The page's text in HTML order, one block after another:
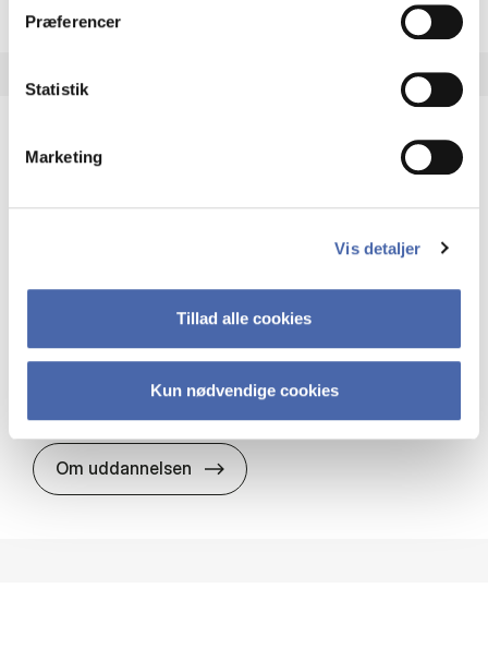
Præferencer
Statistik
Marketing
Vis detaljer
Tillad alle cookies
Kun nødvendige cookies
HA(it.) - erhvervs­økonomi og informations­
virksomheders muligheder og udfordringer inden
Organisation og ledelse
Om uddannelsen HA(it.) - erhvervs­økonomi og